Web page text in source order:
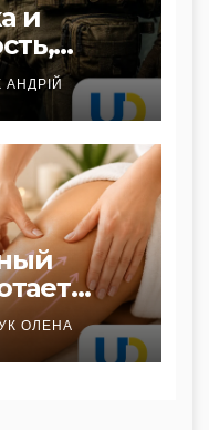
и
игры
важно
ОЛЕНА